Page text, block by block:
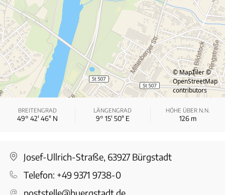
© MapTiler ©
OpenStreetMap
contributors
BREITENGRAD
49° 42′ 46″ N
LÄNGENGRAD
9° 15′ 50″ E
HÖHE ÜBER N.N.
126m
Josef-Ullrich-Straße, 63927 Bürgstadt
Telefon: +49 9371 9738-0
poststelle@buergstadt.de